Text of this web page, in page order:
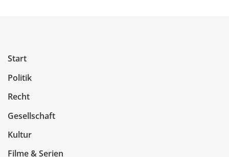
Start
Politik
Recht
Gesellschaft
Kultur
Filme & Serien